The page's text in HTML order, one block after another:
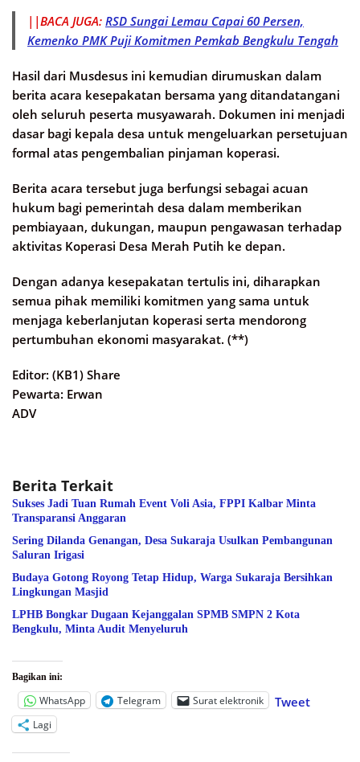
||BACA JUGA: RSD Sungai Lemau Capai 60 Persen,
Kemenko PMK Puji Komitmen Pemkab Bengkulu Tengah
Hasil dari Musdesus ini kemudian dirumuskan dalam
berita acara kesepakatan bersama yang ditandatangani
oleh seluruh peserta musyawarah. Dokumen ini menjadi
dasar bagi kepala desa untuk mengeluarkan persetujuan
formal atas pengembalian pinjaman koperasi.
Berita acara tersebut juga berfungsi sebagai acuan
hukum bagi pemerintah desa dalam memberikan
pembiayaan, dukungan, maupun pengawasan terhadap
aktivitas Koperasi Desa Merah Putih ke depan.
Dengan adanya kesepakatan tertulis ini, diharapkan
semua pihak memiliki komitmen yang sama untuk
menjaga keberlanjutan koperasi serta mendorong
pertumbuhan ekonomi masyarakat. (**)
Editor: (KB1) Share
Pewarta: Erwan
ADV
Berita Terkait
Sukses Jadi Tuan Rumah Event Voli Asia, FPPI Kalbar Minta
Transparansi Anggaran
Sering Dilanda Genangan, Desa Sukaraja Usulkan Pembangunan
Saluran Irigasi
Budaya Gotong Royong Tetap Hidup, Warga Sukaraja Bersihkan
Lingkungan Masjid
LPHB Bongkar Dugaan Kejanggalan SPMB SMPN 2 Kota
Bengkulu, Minta Audit Menyeluruh
Bagikan ini:
WhatsApp Telegram Surat elektronik Tweet
Lagi